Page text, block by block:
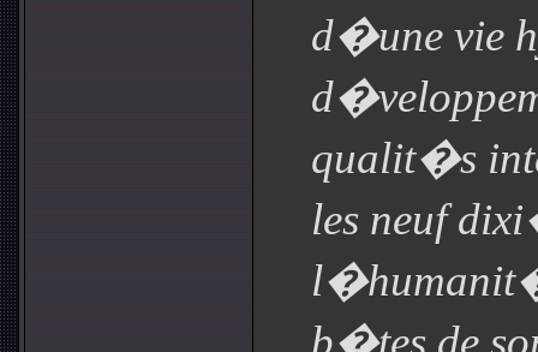
d�une vie
qualit�s
les neuf
b�tes de